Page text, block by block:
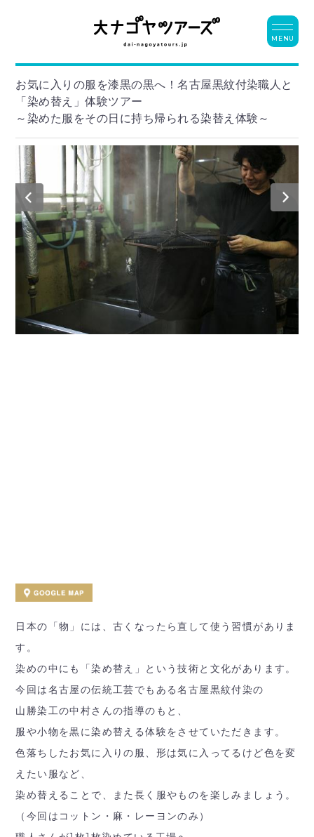
お気に入りの服を漆黒の黒へ！名古屋黒紋付染職人と
「染め替え」体験ツアー
～染めた服をその日に持ち帰られる染替え体験～
日本の「物」には、古くなったら直して使う習慣がありま
す。
染めの中にも「染め替え」という技術と文化があります。
今回は名古屋の伝統工芸でもある名古屋黒紋付染の
山勝染工の中村さんの指導のもと、
服や小物を黒に染め替える体験をさせていただきます。
色落ちしたお気に入りの服、形は気に入ってるけど色を変
えたい服など、
染め替えることで、また長く服やものを楽しみましょう。
（今回はコットン・麻・レーヨンのみ）
MENU